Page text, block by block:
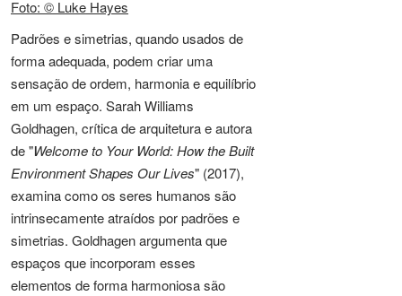
Foto: © Luke Hayes
Padrões e simetrias, quando usados de
forma adequada, podem criar uma
sensação de ordem, harmonia e equilíbrio
em um espaço. Sarah Williams
Goldhagen, crítica de arquitetura e autora
de "Welcome to Your World: How the Built
Environment Shapes Our Lives" (2017),
examina como os seres humanos são
intrinsecamente atraídos por padrões e
simetrias. Goldhagen argumenta que
espaços que incorporam esses
elementos de forma harmoniosa são